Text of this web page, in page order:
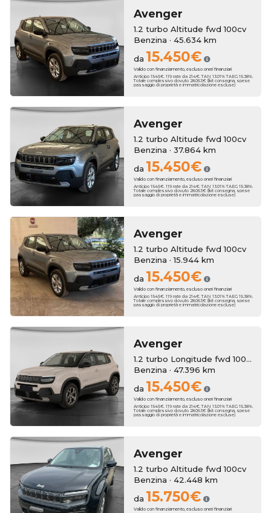
Avenger
1.2 turbo Altitude fwd 100cv
Benzina · 45.634 km
da 15.450€
Valido con finanziamento, escluso oneri finanziari
Anticipo 1545€. 119 rate da 214€. TAN 13.01% TAEG 15.38%.
Totale complessivo dovuto 28.063€ (kit consegna, spese
passaggio di proprietà e immatricolazione escluse)
Avenger
1.2 turbo Altitude fwd 100cv
Benzina · 37.864 km
da 15.450€
Valido con finanziamento, escluso oneri finanziari
Anticipo 1545€. 119 rate da 214€. TAN 13.01% TAEG 15.38%.
Totale complessivo dovuto 28.063€ (kit consegna, spese
passaggio di proprietà e immatricolazione escluse)
Avenger
1.2 turbo Altitude fwd 100cv
Benzina · 15.944 km
da 15.450€
Valido con finanziamento, escluso oneri finanziari
Anticipo 1545€. 119 rate da 214€. TAN 13.01% TAEG 15.38%.
Totale complessivo dovuto 28.063€ (kit consegna, spese
passaggio di proprietà e immatricolazione escluse)
Avenger
1.2 turbo Longitude fwd 100cv
Benzina · 47.396 km
da 15.450€
Valido con finanziamento, escluso oneri finanziari
Anticipo 1545€. 119 rate da 214€. TAN 13.01% TAEG 15.38%.
Totale complessivo dovuto 28.063€ (kit consegna, spese
passaggio di proprietà e immatricolazione escluse)
Avenger
1.2 turbo Altitude fwd 100cv
Benzina · 42.448 km
da 15.750€
Valido con finanziamento, escluso oneri finanziari